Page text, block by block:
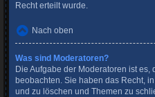
Recht erteilt wurde.
Nach oben
Was sind Moderatoren?
Die Aufgabe der Moderatoren ist es,
beobachten. Sie haben das Recht,
und zu löschen und Themen zu